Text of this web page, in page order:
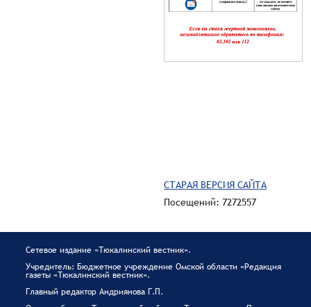
СТАРАЯ ВЕРСИЯ САЙТА
Посещений: 7272557
Сетевое издание «Тюкалинский вестник».
Учредитель: Бюджетное учреждение Омской области «Редакция
газеты «Тюкалинский вестник».
Главный редактор Андриянова Г.П.